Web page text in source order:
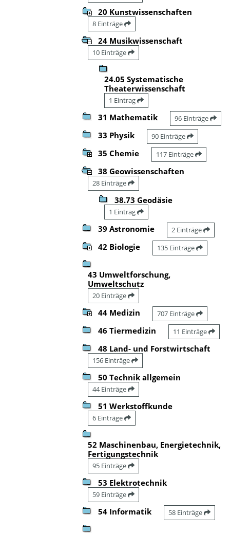
20 Kunstwissenschaften
8 Einträge
24 Musikwissenschaft
10 Einträge
24.05 Systematische
Theaterwissenschaft
1 Eintrag
31 Mathematik 96 Einträge
33 Physik 90 Einträge
35 Chemie 117 Einträge
38 Geowissenschaften
28 Einträge
38.73 Geodäsie
1 Eintrag
39 Astronomie 2 Einträge
42 Biologie 135 Einträge
43 Umweltforschung,
Umweltschutz
20 Einträge
44 Medizin 707 Einträge
46 Tiermedizin 11 Einträge
48 Land- und Forstwirtschaft
156 Einträge
50 Technik allgemein
44 Einträge
51 Werkstoffkunde
6 Einträge
52 Maschinenbau, Energietechnik,
Fertigungstechnik
95 Einträge
53 Elektrotechnik
59 Einträge
54 Informatik 58 Einträge